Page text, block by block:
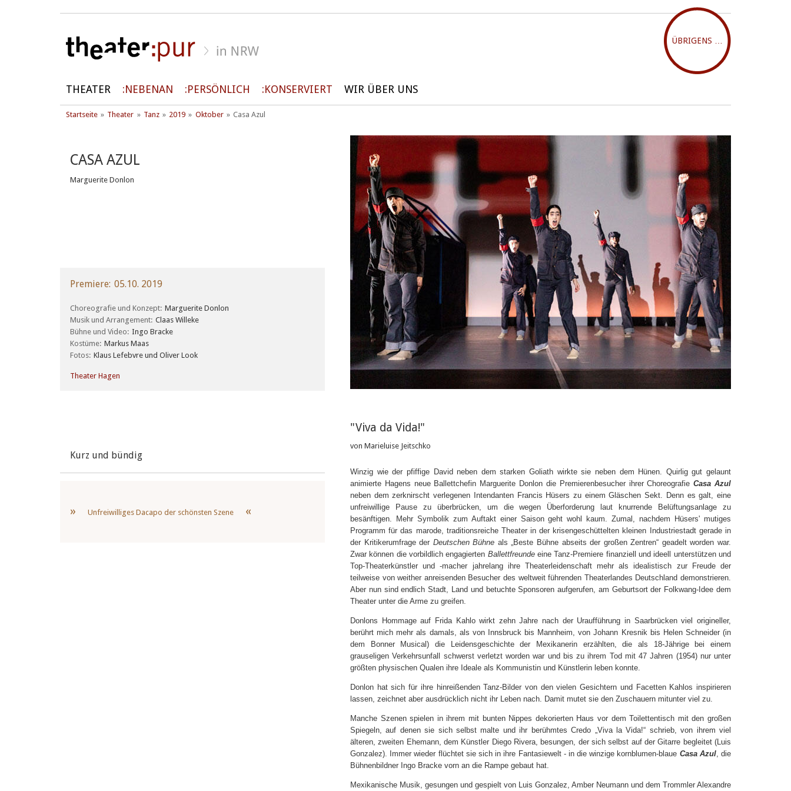
ÜBRIGENS …
THEATER NEBENAN PERSÖNLICH KONSERVIERT WIR ÜBER UNS
Startseite Theater Tanz 2019 Oktober Casa Azul
"Viva da Vida!"
von Marieluise Jeitschko
Winzig wie der pfiffige David neben dem starken Goliath wirkte sie neben dem Hünen. Quirlig gut gelaunt
animierte Hagens neue Ballettchefin Marguerite Donlon die Premierenbesucher ihrer ChoreografieCasa Azul
neben dem zerknirscht verlegenen Intendanten Francis Hüsers zu einem Gläschen Sekt. Denn es galt, eine
unfreiwillige Pause zu überbrücken, um die wegen Überforderung laut knurrende Belüftungsanlage zu
besänftigen. Mehr Symbolik zum Auftakt einer Saison geht wohl kaum. Zumal, nachdem Hüsers' mutiges
Programm für das marode, traditionsreiche Theater in der krisengeschüttelten kleinen Industriestadt gerade in
der Kritikerumfrage der Deutschen Bühne als „Beste Bühne abseits der großen Zentren“ geadelt worden war.
Zwar können die vorbildlich engagierten Ballettfreundeeine Tanz-Premiere finanziell und ideell unterstützen und
Top-Theaterkünstler und -macher jahrelang ihre Theaterleidenschaft mehr als idealistisch zur Freude der
teilweise von weither anreisenden Besucher des weltweit führenden Theaterlandes Deutschland demonstrieren.
Aber nun sind endlich Stadt, Land und betuchte Sponsoren aufgerufen, am Geburtsort der Folkwang-Idee dem
Theater unter die Arme zu greifen.
Donlons Hommage auf Frida Kahlo wirkt zehn Jahre nach der Uraufführung in Saarbrücken viel origineller,
berührt mich mehr als damals, als von Innsbruck bis Mannheim, von Johann Kresnik bis Helen Schneider (in
dem Bonner Musical) die Leidensgeschichte der Mexikanerin erzählten, die als 18-Jährige bei einem
grauseligen Verkehrsunfall schwerst verletzt worden war und bis zu ihrem Tod mit 47 Jahren (1954) nur unter
größten physischen Qualen ihre Ideale als Kommunistin und Künstlerin leben konnte.
Donlon hat sich für ihre hinreißenden Tanz-Bilder von den vielen Gesichtern und Facetten Kahlos inspirieren
lassen, zeichnet aber ausdrücklich nicht ihr Leben nach. Damit mutet sie den Zuschauern mitunter viel zu.
Manche Szenen spielen in ihrem mit bunten Nippes dekorierten Haus vor dem Toilettentisch mit den großen
Spiegeln, auf denen sie sich selbst malte und ihr berühmtes Credo „Viva la Vida!“ schrieb, von ihrem viel
älteren, zweiten Ehemann, dem Künstler Diego Rivera, besungen, der sich selbst auf der Gitarre begleitet (Luis
Gonzalez). Immer wieder flüchtet sie sich in ihre Fantasiewelt - in die winzige kornblumen-blaue Casa Azul, die
Bühnenbildner Ingo Bracke vorn an die Rampe gebaut hat.
Mexikanische Musik, gesungen und gespielt von Luis Gonzalez, Amber Neumann und dem Trommler Alexandre
CASA AZUL
Marguerite Donlon
Premiere 05.10. 2019
Choreografie und Konzept Marguerite Donlon
Musik und Arrangement Claas Willeke
Bühne und Video
Ingo Bracke
Kostüme Markus Maas
Fotos Klaus Lefebvre und Oliver Look
Theater Hagen
Kurz und bündig
Unfreiwilliges Dacapo der schönsten Szene